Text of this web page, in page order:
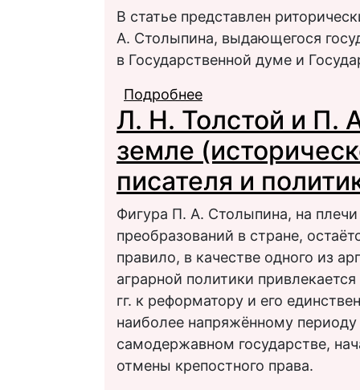
В статье представлен
А. Столыпина, выдающегося
в Государственной думе и
Подробнее
Л. Н. Толстой и П.
земле
писателя и
Фигура П. А. Столыпина, на плечи
преобразований в стране,
правило, в качестве одного из
аграрной политики
гг. к реформатору и его
наиболее напряжённому
самодержавном государстве,
отмены крепостного права.